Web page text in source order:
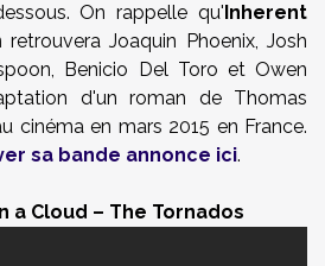
On rappelle qu'Inherent
Joaquin Phoenix, Josh
Benicio Del Toro et Owen
d'un roman de Thomas
cinéma en mars 2015 en France.
sa bande annonce ici.
a Cloud – The Tornados